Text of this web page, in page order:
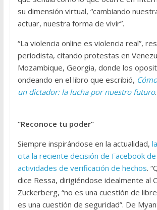
su dimensión virtual, “cambiando
actuar, nuestra forma de vivir”.
“La violencia online es violencia real”,
periodista, citando protestas en
Mozambique, Georgia, donde los
ondeando en el libro que escribió,
un dictador: la lucha por nuestro futuro.
“Reconoce tu poder”
Siempre inspirándose en la actualidad,
cita la reciente decisión de Facebook
actividades de verificación de hechos.
dice Ressa, dirigiéndose idealmente al
Zuckerberg, “no es una cuestión de
es una cuestión de seguridad”. De